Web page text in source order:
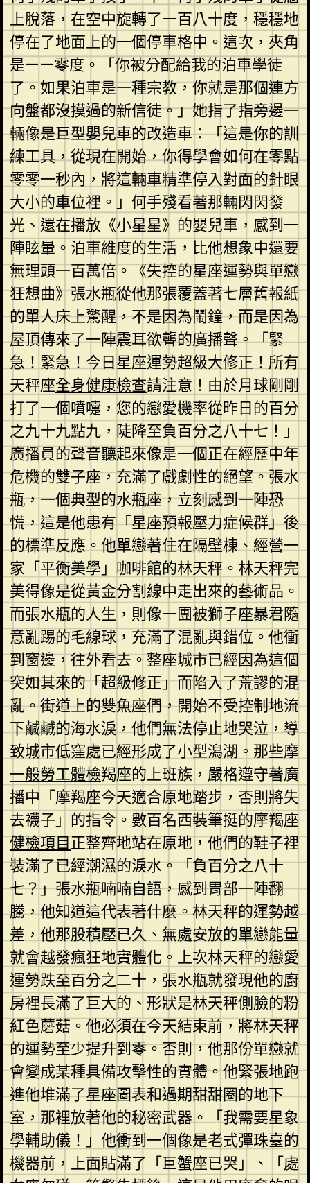
上脫落，在空中旋轉了一百八十度，穩穩地
停在了地面上的一個停車格中。這次，夾角
是——零度。「你被分配給我的泊車學徒
了。如果泊車是一種宗教，你就是那個連方
向盤都沒摸過的新信徒。」她指了指旁邊一
輛像是巨型嬰兒車的改造車：「這是你的訓
練工具，從現在開始，你得學會如何在零點
零零一秒內，將這輛車精準停入對面的針眼
大小的車位裡。」何手殘看著那輛閃閃發
光、還在播放《小星星》的嬰兒車，感到一
陣眩暈。泊車維度的生活，比他想象中還要
無理頭一百萬倍。《失控的星座運勢與單戀
狂想曲》張水瓶從他那張覆蓋著七層舊報紙
的單人床上驚醒，不是因為鬧鐘，而是因為
屋頂傳來了一陣震耳欲聾的廣播聲。「緊
急！緊急！今日星座運勢超級大修正！所有
天秤座全身健康檢查請注意！由於月球剛剛
打了一個噴嚏，您的戀愛機率從昨日的百分
之九十九點九，陡降至負百分之八十七！」
廣播員的聲音聽起來像是一個正在經歷中年
危機的雙子座，充滿了戲劇性的絕望。張水
瓶，一個典型的水瓶座，立刻感到一陣恐
慌，這是他患有「星座預報壓力症候群」後
的標準反應。他單戀著住在隔壁棟、經營一
家「平衡美學」咖啡館的林天秤。林天秤完
美得像是從黃金分割線中走出來的藝術品。
而張水瓶的人生，則像一團被獅子座暴君隨
意亂踢的毛線球，充滿了混亂與錯位。他衝
到窗邊，往外看去。整座城市已經因為這個
突如其來的「超級修正」而陷入了荒謬的混
亂。街道上的雙魚座們，開始不受控制地流
下鹹鹹的海水淚，他們無法停止地哭泣，導
致城市低窪處已經形成了小型潟湖。那些摩
一般勞工體檢羯座的上班族，嚴格遵守著廣
播中「摩羯座今天適合原地踏步，否則將失
去襪子」的指令。數百名西裝筆挺的摩羯座
健檢項目正整齊地站在原地，他們的鞋子裡
裝滿了已經潮濕的淚水。「負百分之八十
七？」張水瓶喃喃自語，感到胃部一陣翻
騰，他知道這代表著什麼。林天秤的運勢越
差，他那股積壓已久、無處安放的單戀能量
就會越發瘋狂地實體化。上次林天秤的戀愛
運勢跌至百分之二十，張水瓶就發現他的廚
房裡長滿了巨大的、形狀是林天秤側臉的粉
紅色蘑菇。他必須在今天結束前，將林天秤
的運勢至少提升到零。否則，他那份單戀就
會變成某種具備攻擊性的實體。他緊張地跑
進他堆滿了星座圖表和過期甜甜圈的地下
室，那裡放著他的秘密武器。「我需要星象
學輔助儀！」他衝到一個像是老式彈珠臺的
機器前，上面貼滿了「巨蟹座已哭」、「處